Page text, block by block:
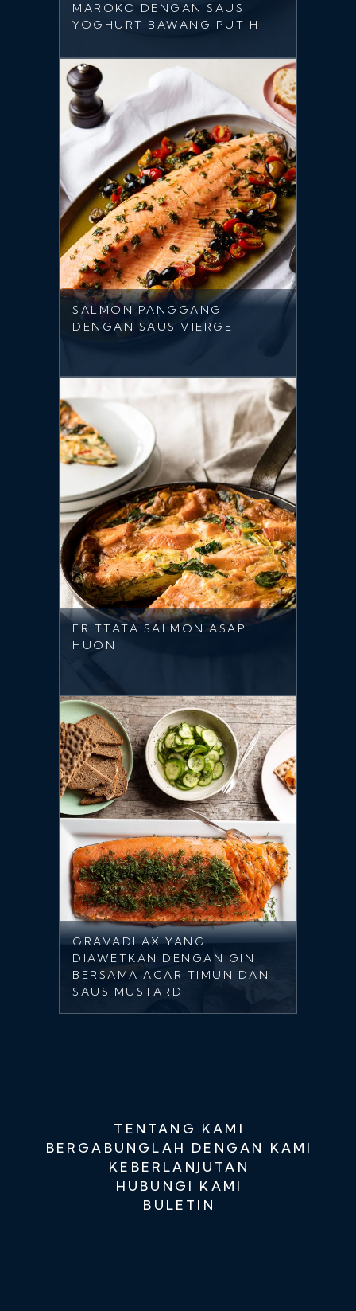
MAROKO DENGAN SAUS
YOGHURT BAWANG PUTIH
SALMON PANGGANG
DENGAN SAUS VIERGE
FRITTATA SALMON ASAP
HUON
GRAVADLAX YANG
DIAWETKAN DENGAN GIN
BERSAMA ACAR TIMUN DAN
SAUS MUSTARD
TENTANG KAMI
BERGABUNGLAH DENGAN KAMI
KEBERLANJUTAN
HUBUNGI KAMI
BULETIN